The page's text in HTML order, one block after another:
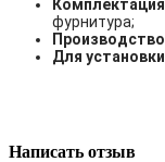
фурнитура;
Для
Написать отзыв